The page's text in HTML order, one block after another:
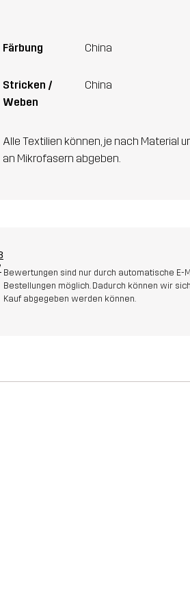
Färbung China
Stricken /
Weben
China
Alle Textilien können, je nach Material
an Mikrofasern abgeben.
Bewertungen sind nur durch automatische E-
Bestellungen möglich. Dadurch können wir
Kauf abgegeben werden können.